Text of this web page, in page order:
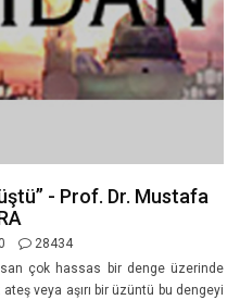
- Prof. Dr. Mustafa
28434
çok hassas bir denge üzerinde
veya aşırı bir üzüntü bu dengeyi